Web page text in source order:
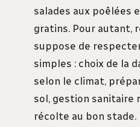
salades aux poêlées
gratins. Pour autant,
suppose de
simples : choix de la
selon le climat,
sol, gestion sanitaire
récolte au bon stade.